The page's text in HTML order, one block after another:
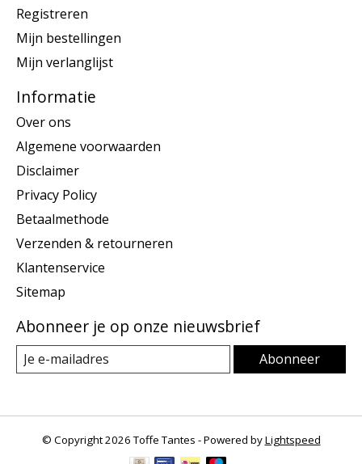
Registreren
Mijn bestellingen
Mijn verlanglijst
Informatie
Over ons
Algemene voorwaarden
Disclaimer
Privacy Policy
Betaalmethode
Verzenden & retourneren
Klantenservice
Sitemap
Abonneer je op onze nieuwsbrief
Abonneer
© Copyright 2026 Toffe Tantes - Powered byLightspeed